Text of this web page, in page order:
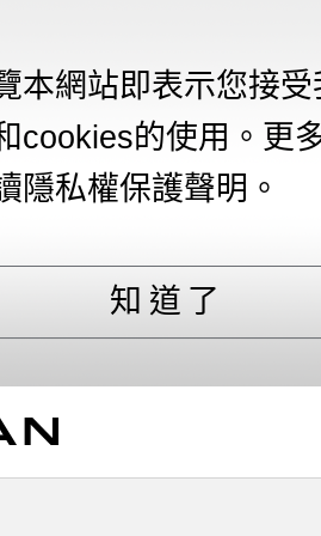
本網站即表示您接
cookies的使用。更
隱私權保護聲明。
知道了